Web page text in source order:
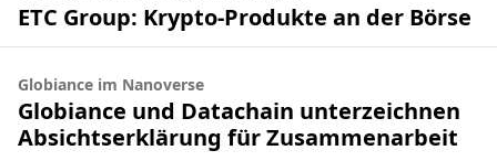
ETC Group: Krypto-Produkte an der Börse
Globiance im Nanoverse
Globiance und Datachain unterzeichnen
Absichtserklärung für Zusammenarbeit